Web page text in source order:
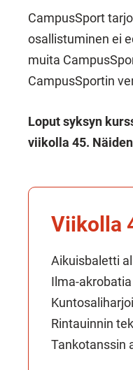
CampusSport
osallistuminen ei
muita
CampusSportin
Loput syksyn
viikolla 45.
Viikolla
Aikuisbaletti
Ilma-
Rintauinnin
Tankotanssin